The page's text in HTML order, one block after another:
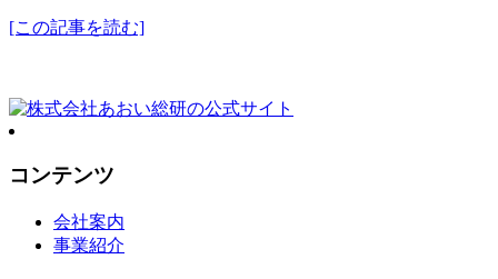
[この記事を読む]
コンテンツ
会社案内
事業紹介